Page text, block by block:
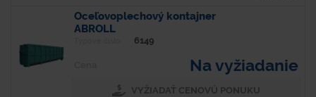
Oceľovoplechový kontajner
ABROLL
6149
Na vyžiadanie
VYŽIADAŤ CENOVÚ PONUKU